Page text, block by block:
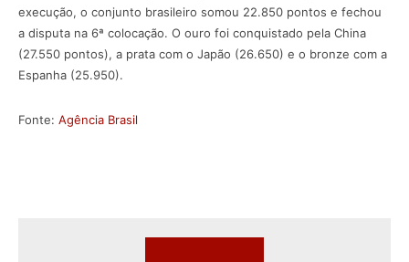
execução, o conjunto brasileiro somou 22.850 pontos e fechou
a disputa na 6ª colocação. O ouro foi conquistado pela China
(27.550 pontos), a prata com o Japão (26.650) e o bronze com a
Espanha (25.950).
Fonte: Agência Brasil